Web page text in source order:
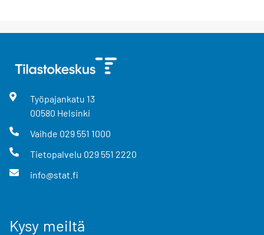
Työpajankatu 13
00580 Helsinki
Vaihde 029 551 1000
Tietopalvelu 029 551 2220
info@stat.fi
Kysy meiltä